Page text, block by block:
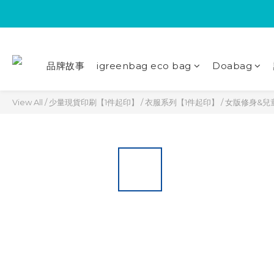
品牌故事 igreenbag eco bag Doabag
View All /少量現貨印刷【1件起印】 /衣服系列【1件起印】 /女版修身&兒